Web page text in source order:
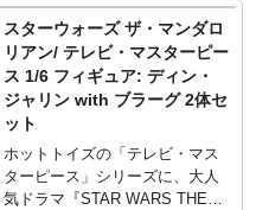
けることができる専用のジオラ
マ風台座は、惑星タトゥイーン
の地面をイメージした特別仕
様。
※こちらの商品はお一人様1点ま
でのご予約・注文とさせていた
だきます。お一人様で複数のご
予約、同住所でのご予約・注文
が確認されましたらキャンセル
ーがラインナップです。グロー
グーを抱きかかえたマンドーの
姿を、全高約22センチでスタチ
ュー化。マンドーの装甲服や装
備品にはウェザリング塗装を追
加し、グローグーの愛らしい顔
立ちやベージュの衣服など細部
に至るまで精巧に再現。クルー
ザーの床をイメージした造形し
スターウォーズ ザ・マンダロ
リアン/ テレビ・マスターピー
ス 1/6 フィギュア: ディン・
ジャリン with ブラーグ 2体セ
ット
ホットトイズの「テレビ・マス
ターピース」シリーズに、大人
気ドラマ『STAR WARS THE